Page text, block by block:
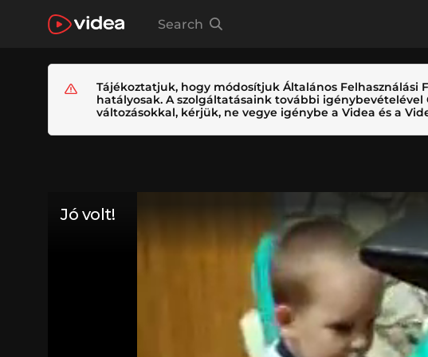
Search
Tájékoztatjuk, hogy módosítjuk Általános Felhasználási
hatályosak. A szolgáltatásaink további
változásokkal, kérjük, ne vegye igénybe a Videa és a